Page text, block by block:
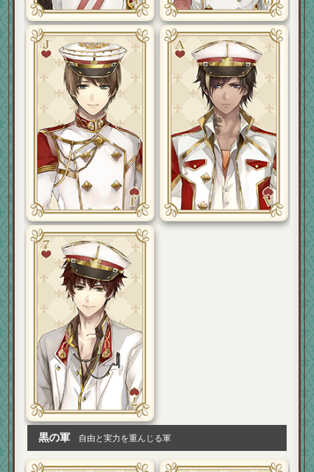
黒の軍自由と実力を重んじる軍